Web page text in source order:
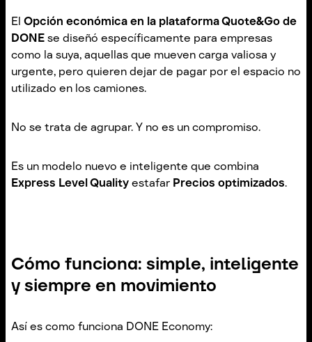
El Opción económica en la plataforma Quote&Go de
DONEse diseñó específicamente para empresas
como la suya, aquellas que mueven carga valiosa y
urgente, pero quieren dejar de pagar por el espacio no
utilizado en los camiones.
No se trata de agrupar. Y no es un compromiso.
Es un modelo nuevo e inteligente que combina
Express Level Qualityestafar Precios optimizados.
Cómo funciona: simple, inteligente
y siempre en movimiento
Así es como funciona DONE Economy: